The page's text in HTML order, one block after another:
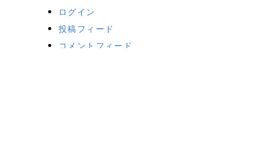
ログイン
投稿フィード
コメントフィード